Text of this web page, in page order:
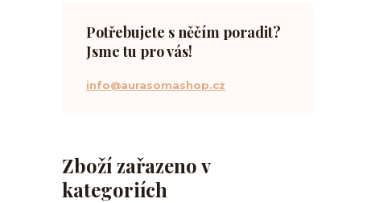
Zboží zařazeno v
kategoriích
Potřebujete s něčím poradit?
Jsme tu pro vás!
info@aurasomashop.cz